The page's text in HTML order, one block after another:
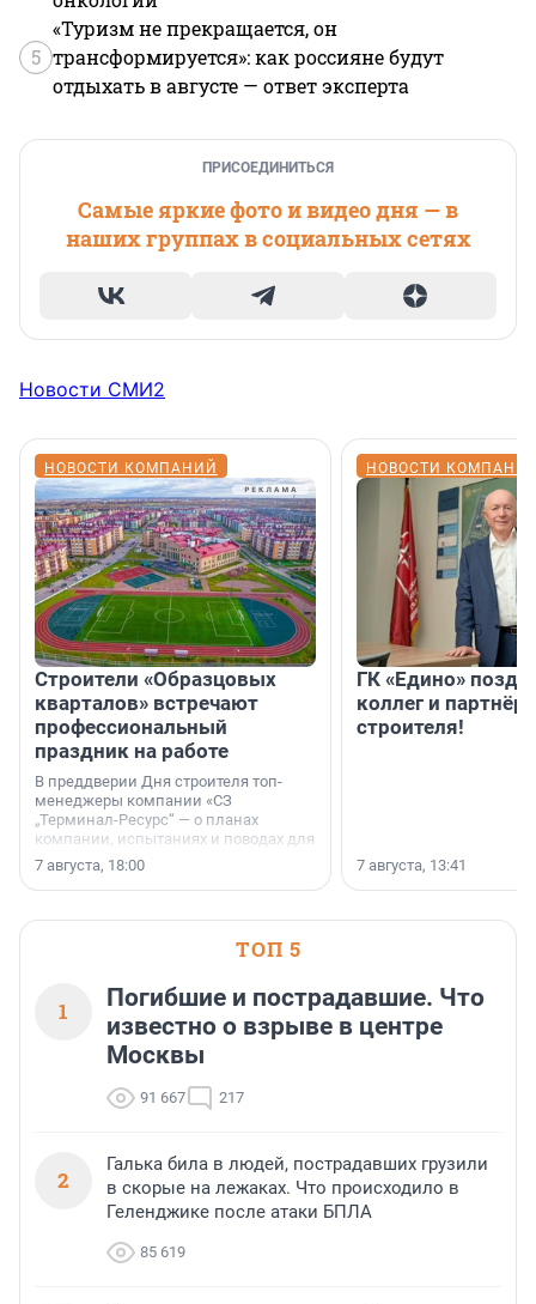
5
«Туризм не прекращается, он
трансформируется»: как россияне будут
отдыхать в августе — ответ эксперта
ПРИСОЕДИНИТЬСЯ
Самые яркие фото и видео дня — в
наших группах в социальных сетях
Новости СМИ2
НОВОСТИ КОМПАНИЙ
Строители «Образцовых
кварталов» встречают
профессиональный
праздник на работе
В преддверии Дня строителя топ-
менеджеры компании «СЗ
„Терминал-Ресурс“ — о планах
компании, испытаниях и поводах для
осторожного оптимизма.
7 августа, 18:00
НОВОСТИ
ГК «Едино»
коллег и
строителя!
7 августа, 13:41
ТОП 5
1
Погибшие и пострадавшие. Что
известно о взрыве в центре
Москвы
91 667 217
2
Галька била в людей, пострадавших грузили
в скорые на лежаках. Что происходило в
Геленджике после атаки БПЛА
85 619